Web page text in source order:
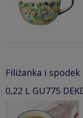
Filiżanka i spodek
0,22 L GU775